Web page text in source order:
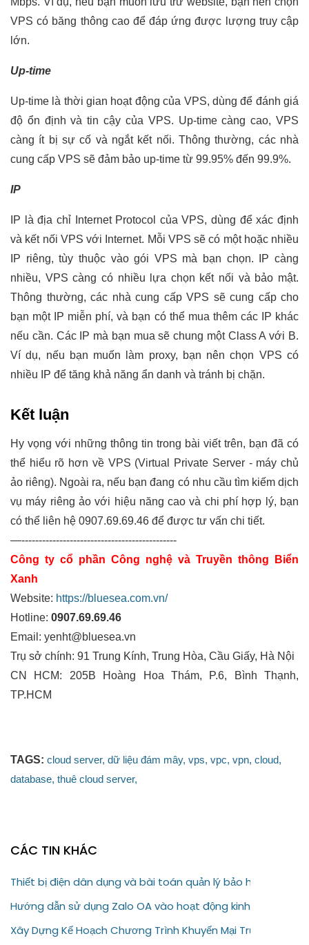
VPS có băng thông cao để đáp ứng được lượng truy cập
lớn.
Up-time
Up-time là thời gian hoạt động của VPS, dùng để đánh giá
độ ổn định và tin cậy của VPS. Up-time càng cao, VPS
càng ít bị sự cố và ngắt kết nối. Thông thường, các nhà
cung cấp VPS sẽ đảm bảo up-time từ 99.95% đến 99.9%.
IP
IP là địa chỉ Internet Protocol của VPS, dùng để xác định
và kết nối VPS với Internet. Mỗi VPS sẽ có một hoặc nhiều
IP riêng, tùy thuộc vào gói VPS mà bạn chọn. IP càng
nhiều, VPS càng có nhiều lựa chọn kết nối và bảo mật.
Thông thường, các nhà cung cấp VPS sẽ cung cấp cho
bạn một IP miễn phí, và bạn có thể mua thêm các IP khác
nếu cần. Các IP mà bạn mua sẽ chung một Class A với B.
Ví dụ, nếu bạn muốn làm proxy, bạn nên chọn VPS có
nhiều IP để tăng khả năng ẩn danh và tránh bị chặn.
Kết luận
Hy vọng với những thông tin trong bài viết trên, bạn đã có
thể hiểu rõ hơn về VPS (Virtual Private Server - máy chủ
ảo riêng). Ngoài ra, nếu bạn đang có nhu cầu tìm kiếm dịch
vụ máy riêng ảo với hiệu năng cao và chi phí hợp lý, bạn
có thể liên hệ 0907.69.69.46 để được tư vấn chi tiết.
—---------------------------------------------
Công ty cổ phần Công nghệ và Truyền thông Biển
Xanh
Website: https://bluesea.com.vn/
Hotline: 0907.69.69.46
Email: yenht@bluesea.vn
Trụ sở chính: 91 Trung Kính, Trung Hòa, Cầu Giấy, Hà Nội
CN HCM: 205B Hoàng Hoa Thám, P.6, Bình Thạnh,
TP.HCM
TAGS: cloud server, dữ liệu đám mây, vps, vpc, vpn, cloud,
database, thuê cloud server,
CÁC TIN KHÁC
Thiết bị điện dân dụng và bài toán quản lý bảo hành
Hướng dẫn sử dụng Zalo OA vào hoạt động kinh doanh
Xây Dựng Kế Hoạch Chương Trình Khuyến Mại Trực Tuyến